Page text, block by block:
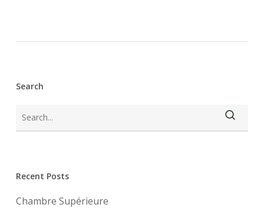
Search
Recent Posts
Chambre Supérieure